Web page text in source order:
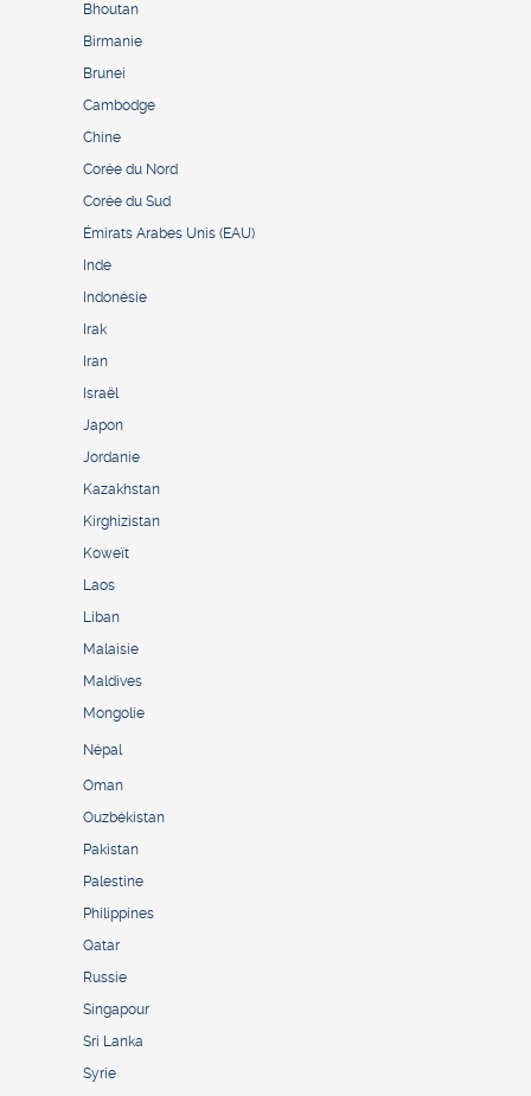
Bhoutan
Birmanie
Brunei
Cambodge
Chine
Corée du Nord
Corée du Sud
Émirats Arabes Unis (EAU)
Inde
Indonésie
Irak
Iran
Israël
Japon
Jordanie
Kazakhstan
Kirghizistan
Koweït
Laos
Liban
Malaisie
Maldives
Mongolie
Népal
Oman
Ouzbékistan
Pakistan
Palestine
Philippines
Qatar
Russie
Singapour
Sri Lanka
Syrie